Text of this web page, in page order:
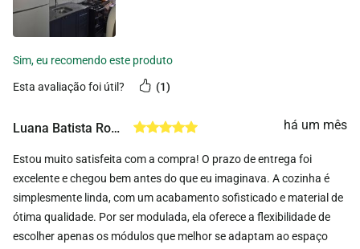
esta avaliação foi útil? 1
Luana Batista Rodrigues há um mês
Estou muito satisfeita com a compra! O prazo de entrega foi
excelente e chegou bem antes do que eu imaginava. A cozinha é
simplesmente linda, com um acabamento sofisticado e material de
ótima qualidade. Por ser modulada, ela oferece a flexibilidade de
escolher apenas os módulos que melhor se adaptam ao espaço